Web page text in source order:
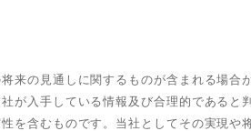
来の見通しに関するものが含まれる場合
が入手している情報及び合理的であると
を含むものです。当社としてその実現や